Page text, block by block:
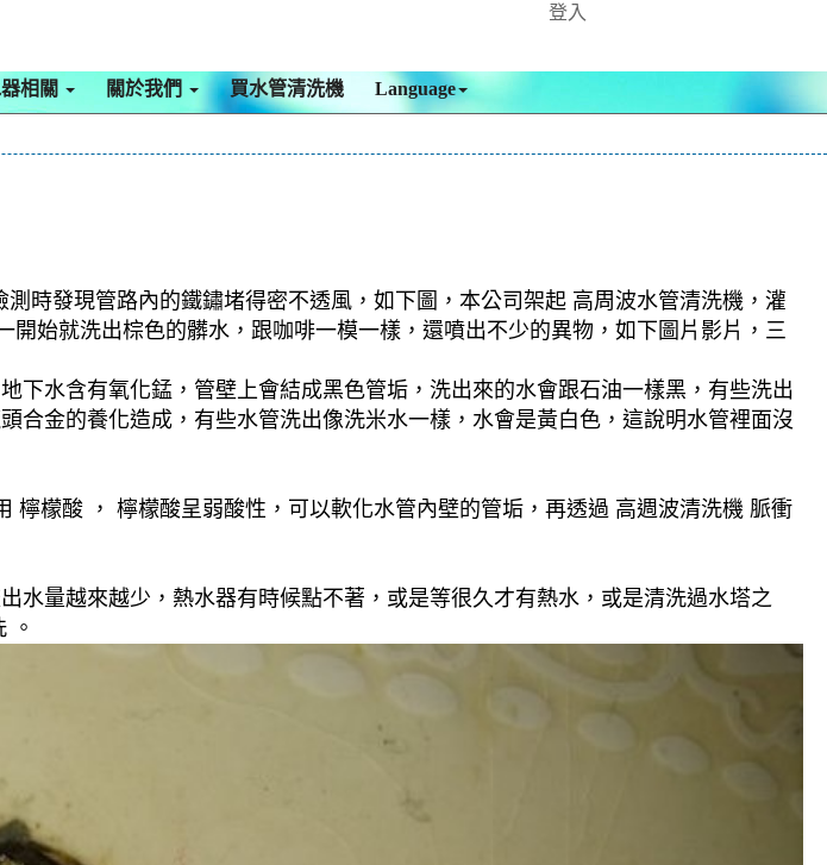
登入
相關 關於我們 買水管清洗機 Language
時發現管路內的鐵鏽堵得密不透風，如下圖，本公司架起 高周波水管清洗機，灌
始就洗出棕色的髒水，跟咖啡一模一樣，還噴出不少的異物，如下圖片影片，三
水含有氧化錳，管壁上會結成黑色管垢，洗出來的水會跟石油一樣黑，有些洗出
金的養化造成，有些水管洗出像洗米水一樣，水會是黃白色，這說明水管裡面沒
檬酸 ， 檸檬酸呈弱酸性，可以軟化水管內壁的管垢，再透過 高週波清洗機 脈衝
水量越來越少，熱水器有時候點不著，或是等很久才有熱水，或是清洗過水塔之
。